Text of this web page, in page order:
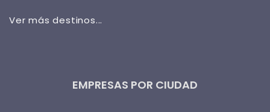
Ver más destinos...
EMPRESAS POR CIUDAD